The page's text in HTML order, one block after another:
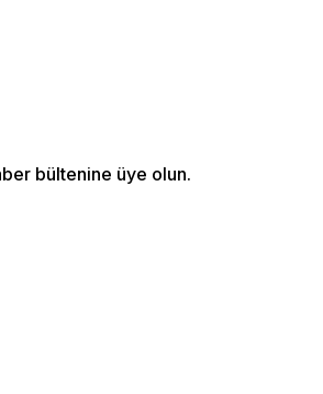
bültenine üye olun.